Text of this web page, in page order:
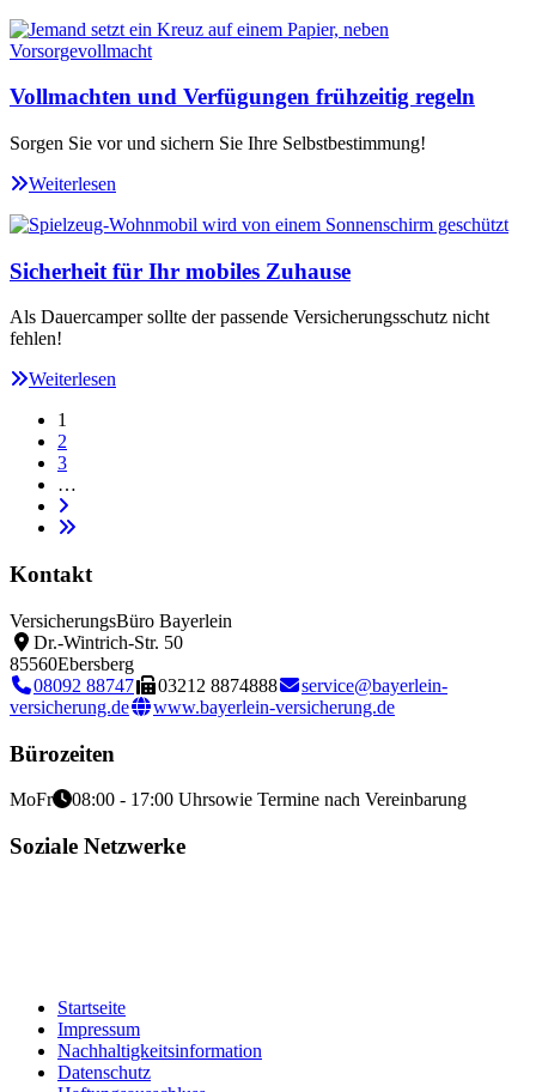
Vollmachten und Verfügungen frühzeitig regeln
Sorgen Sie vor und sichern Sie Ihre Selbstbestimmung!
Weiterlesen
Sicherheit für Ihr mobiles Zuhause
Als Dauercamper sollte der passende Versicherungsschutz nicht
fehlen!
Weiterlesen
1
2
3
…
Kontakt
VersicherungsBüro Bayerlein
Dr.-Wintrich-Str. 50
85560Ebersberg
08092 88747
03212 8874888
service@bayerlein-
versicherung.de
www.bayerlein-versicherung.de
Bürozeiten
MoFr 08:00 - 17:00 Uhrsowie Termine nach Vereinbarung
Soziale Netzwerke
Startseite
Impressum
Nachhaltigkeitsinformation
Datenschutz